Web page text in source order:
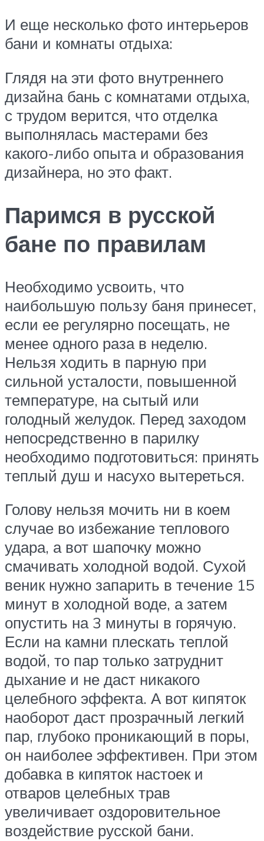
И еще несколько фото интерьеров
бани и комнаты отдыха:
Глядя на эти фото внутреннего
дизайна бань с комнатами отдыха,
с трудом верится, что отделка
выполнялась мастерами без
какого-либо опыта и образования
дизайнера, но это факт.
Паримся в русской
бане по правилам
Необходимо усвоить, что
наибольшую пользу баня принесет,
если ее регулярно посещать, не
менее одного раза в неделю.
Нельзя ходить в парную при
сильной усталости, повышенной
температуре, на сытый или
голодный желудок. Перед заходом
непосредственно в парилку
необходимо подготовиться: принять
теплый душ и насухо вытереться.
Голову нельзя мочить ни в коем
случае во избежание теплового
удара, а вот шапочку можно
смачивать холодной водой. Сухой
веник нужно запарить в течение 15
минут в холодной воде, а затем
опустить на 3 минуты в горячую.
Если на камни плескать теплой
водой, то пар только затруднит
дыхание и не даст никакого
целебного эффекта. А вот кипяток
наоборот даст прозрачный легкий
пар, глубоко проникающий в поры,
он наиболее эффективен. При этом
добавка в кипяток настоек и
отваров целебных трав
увеличивает оздоровительное
воздействие русской бани.